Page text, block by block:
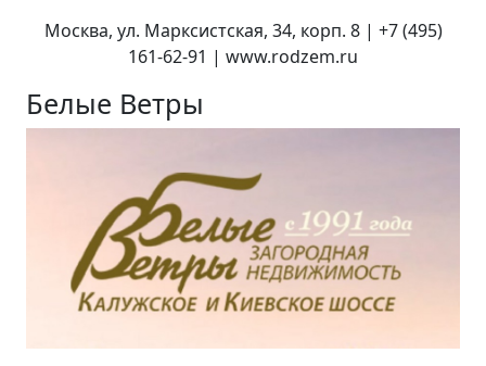
Москва, ул. Марксистская, 34, корп. 8 | +7 (495)
161-62-91 | www.rodzem.ru
Белые Ветры